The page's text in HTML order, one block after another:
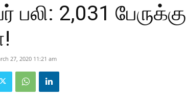
பலி: 2,031 பேருக்கு
27, 2020 11:21 am